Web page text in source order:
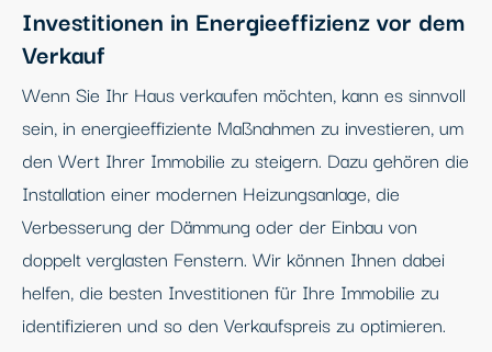
Investitionen in Energieeffizienz vor dem
Verkauf
Wenn Sie Ihr Haus verkaufen möchten, kann es sinnvoll
sein, in energieeffiziente Maßnahmen zu investieren, um
den Wert Ihrer Immobilie zu steigern. Dazu gehören die
Installation einer modernen Heizungsanlage, die
Verbesserung der Dämmung oder der Einbau von
doppelt verglasten Fenstern. Wir können Ihnen dabei
helfen, die besten Investitionen für Ihre Immobilie zu
identifizieren und so den Verkaufspreis zu optimieren.